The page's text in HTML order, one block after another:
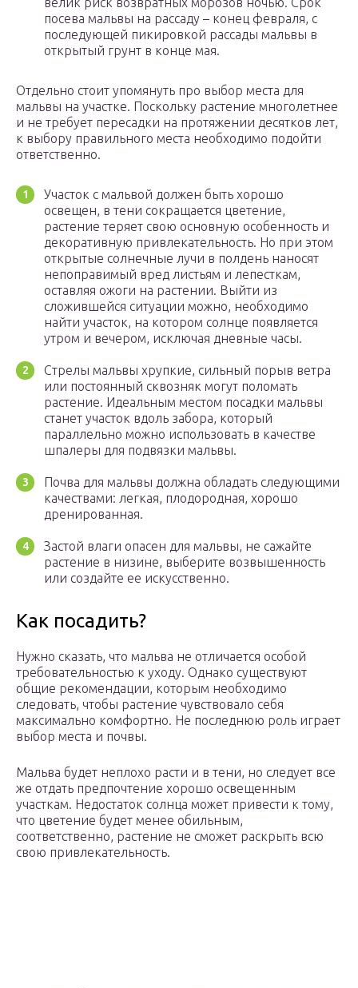
посева мальвы на рассаду – конец февраля, с
последующей пикировкой рассады мальвы в
открытый грунт в конце мая.
Отдельно стоит упомянуть про выбор места для
мальвы на участке. Поскольку растение многолетнее
и не требует пересадки на протяжении десятков лет,
к выбору правильного места необходимо подойти
ответственно.
Участок с мальвой должен быть хорошо
освещен, в тени сокращается цветение,
растение теряет свою основную особенность и
декоративную привлекательность. Но при этом
открытые солнечные лучи в полдень наносят
непоправимый вред листьям и лепесткам,
оставляя ожоги на растении. Выйти из
сложившейся ситуации можно, необходимо
найти участок, на котором солнце появляется
утром и вечером, исключая дневные часы.
Стрелы мальвы хрупкие, сильный порыв ветра
или постоянный сквозняк могут поломать
растение. Идеальным местом посадки мальвы
станет участок вдоль забора, который
параллельно можно использовать в качестве
шпалеры для подвязки мальвы.
Почва для мальвы должна обладать следующими
качествами: легкая, плодородная, хорошо
дренированная.
Застой влаги опасен для мальвы, не сажайте
растение в низине, выберите возвышенность
или создайте ее искусственно.
Как посадить?
Нужно сказать, что мальва не отличается особой
требовательностью к уходу. Однако существуют
общие рекомендации, которым необходимо
следовать, чтобы растение чувствовало себя
максимально комфортно. Не последнюю роль играет
выбор места и почвы.
Мальва будет неплохо расти и в тени, но следует все
же отдать предпочтение хорошо освещенным
участкам. Недостаток солнца может привести к тому,
что цветение будет менее обильным,
соответственно, растение не сможет раскрыть всю
свою привлекательность.